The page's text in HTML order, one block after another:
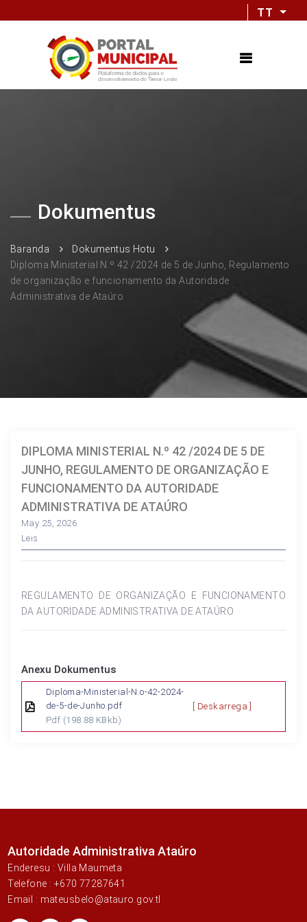
TT
Dokumentus
Baranda
Dokumentus Hotu
Diploma Ministerial N.º 42 /2024 de 5 de Junho, Regulamento
de organização e funcionamento da Autoridade
Administrativa de Ataúro
DIPLOMA MINISTERIAL N.º 42 /2024 DE 5 DE
JUNHO, REGULAMENTO DE ORGANIZAÇÃO E
FUNCIONAMENTO DA AUTORIDADE
ADMINISTRATIVA DE ATAÚRO
May 25, 2026
Leis
REGULAMENTO DE ORGANIZAÇÃO E FUNCIONAMENTO
DA AUTORIDADE ADMINISTRATIVA DE ATAÚRO
Anexu Dokumentus
Diploma-Ministerial-N.o-42-2024-
de-5-de-Junho.pdf
Pdf (198.88 KBkb)
[ Deskarrega ]
Autoridade Administrativa Ataúro
Enderesu : Villa Maumeta
Telefone : +670 77287641
Email : mateusbelo@atauro.gov.tl